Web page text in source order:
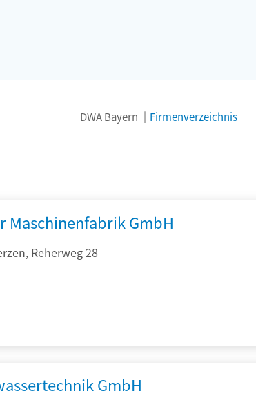
DWA Bayern Firmenverzeichnis
Maschinenfabrik GmbH
Reherweg 28
GmbH